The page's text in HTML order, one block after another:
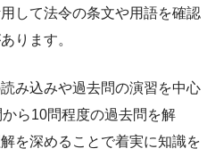
して法令の条文や用語を確認
ります。
み込みや過去問の演習を中心
ら10問程度の過去問を解
を深めることで着実に知識を